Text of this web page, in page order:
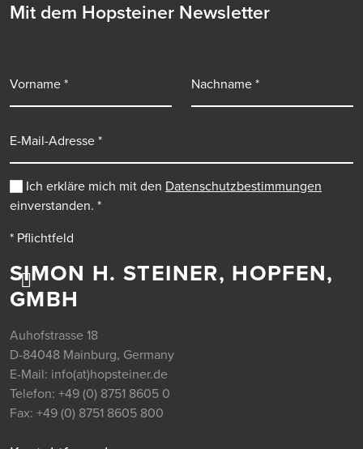
SIMON H. STEINER, HOPFEN,
GMBH
Auhofstrasse 18
D-84048 Mainburg, Germany
E-Mail: info(at)hopsteiner.de
Telefon: +49 (0) 8751 8605 0
Fax: +49 (0) 8751 8605 800
Mit dem Hopsteiner Newsletter
Ich erkläre mich mit den Datenschutzbestimmungen
einverstanden. *
* Pflichtfeld